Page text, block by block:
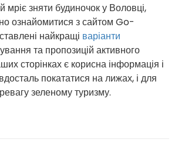
мріє зняти будиночок у Воловці,
ознайомитися з сайтом Go-
найкращі варіанти
та пропозицій активного
сторінках є корисна інформація і
покататися на лижах, і для
зеленому туризму.